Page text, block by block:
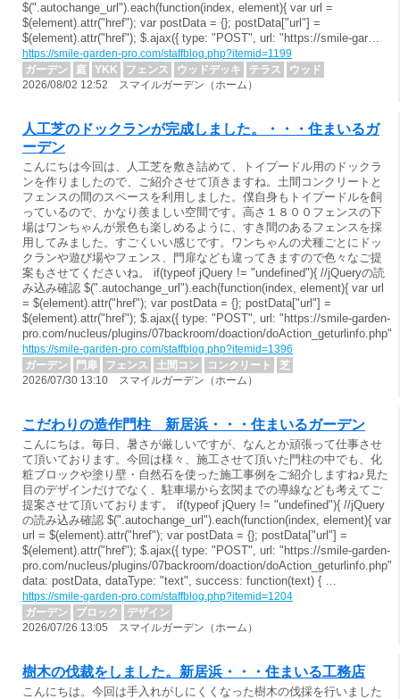
$(".autochange_url").each(function(index, element){ var url =
$(element).attr("href"); var postData = {}; postData["url"] =
$(element).attr("href"); $.ajax({ type: "POST", url: "https://smile-gar…
https://smile-garden-pro.com/staffblog.php?itemid=1199
ガーデン
庭 YKK フェンス ウッドデッキ テラス
ウッド
2026/08/02 12:52 スマイルガーデン（ホーム）
人工芝のドックランが完成しました。・・・住まいるガ
ーデン
こんにちは今回は、人工芝を敷き詰めて、トイプードル用のドックラ
ンを作りましたので、ご紹介させて頂きますね。土間コンクリートと
フェンスの間のスペースを利用しました。僕自身もトイプードルを飼
っているので、かなり羨ましい空間です。高さ１８００フェンスの下
場はワンちゃんが景色も楽しめるように、すき間のあるフェンスを採
用してみました。すごくいい感じです。ワンちゃんの犬種ごとにドッ
クランや遊び場やフェンス、門扉なども違ってきますので色々なご提
案もさせてくださいね。 if(typeof jQuery != "undefined"){ //jQueryの読
み込み確認 $(".autochange_url").each(function(index, element){ var url
= $(element).attr("href"); var postData = {}; postData["url"] =
$(element).attr("href"); $.ajax({ type: "POST", url: "https://smile-garden-
pro.com/nucleus/plugins/07backroom/doaction/
https://smile-garden-pro.com/staffblog.php?itemid=1396
ガーデン
門扉 フェンス 土間コン コンクリート
芝
2026/07/30 13:10 スマイルガーデン（ホーム）
こだわりの造作門柱 新居浜・・・住まいるガーデン
こんにちは。毎日、暑さが厳しいですが、なんとか頑張って仕事させ
て頂いております。今回は様々、施工させて頂いた門柱の中でも、化
粧ブロックや塗り壁・自然石を使った施工事例をご紹介しますね♪見た
目のデザインだけでなく、駐車場から玄関までの導線なども考えてご
提案させて頂いております。 if(typeof jQuery != "undefined"){ //jQuery
の読み込み確認 $(".autochange_url").each(function(index, element){ var
url = $(element).attr("href"); var postData = {}; postData["url"] =
$(element).attr("href"); $.ajax({ type: "POST", url: "https://smile-garden-
pro.com/nucleus/plugins/07backroom/doaction/doAction_geturlinfo.php",
data: postData, dataType: "text", success: function(text) { …
https://smile-garden-pro.com/staffblog.php?itemid=1204
ガーデン
ブロック
デザイン
2026/07/26 13:05 スマイルガーデン（ホーム）
樹木の伐裁をしました。新居浜・・・住まいる工務店
こんにちは。今回は手入れがしにくくなった樹木の伐採を行いました